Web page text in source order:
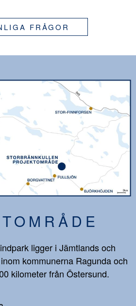
FRÅGOR
ligger i Jämtlands och
kommunerna Ragunda och
kilometer från Östersund.